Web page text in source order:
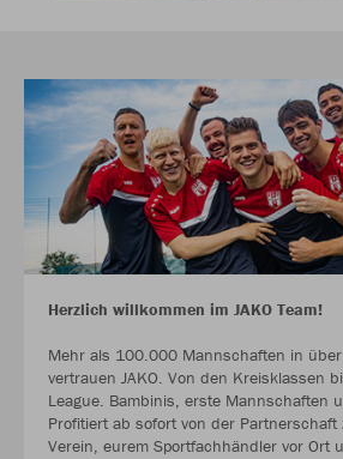
Herzlich willkommen im JAKO Team!
Mehr als 100.000 Mannschaften in
vertrauen JAKO. Von den Kreisklassen
League. Bambinis, erste Mannschaften
Profitiert ab sofort von der Partnerschaft
Verein, eurem Sportfachhändler vor Ort